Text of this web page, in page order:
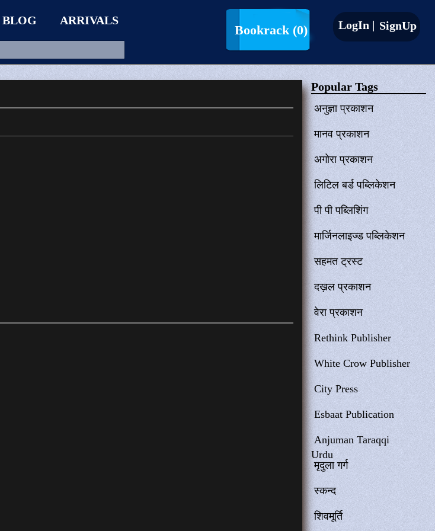
BLOG ARRIVALS
Bookrack (0) LogIn | SignUp
Popular Tags
अनुज्ञा प्रकाशन
मानव प्रकाशन
अगोरा प्रकाशन
लिटिल बर्ड पब्लिकेशन
पी पी पब्लिशिंग
मार्जिनलाइज्ड पब्लिकेशन
सहमत ट्रस्ट
दख़ल प्रकाशन
वेरा प्रकाशन
Rethink Publisher
White Crow Publisher
City Press
Esbaat Publication
Anjuman Taraqqi
Urdu
मृदुला गर्ग
स्कन्द
शिवमूर्ति